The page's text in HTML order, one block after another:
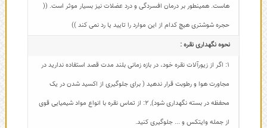
هاست. همینطور بر درمان افسردگی و درد عضلات نیز بسیار موثر است. ((
حجره شوشتری هیچ کدام از این موارد را تایید یا رد نمی کند ))
نحوه نگهداری نقره :
1: اگر از زیورآلات نقره خود، در بازه زمانی بلند مدت قصد استفاده ندارید در
مجاورت هوا و رطوبت قرار ندهید ( برای جلوگیری از اکسید شدن در یک
محفظه در بسته نگهداری شود), 2: از تماس نقره با انواع مواد شیمیایی قوی
از جمله وایتکس و ... جلوگیری کنید.